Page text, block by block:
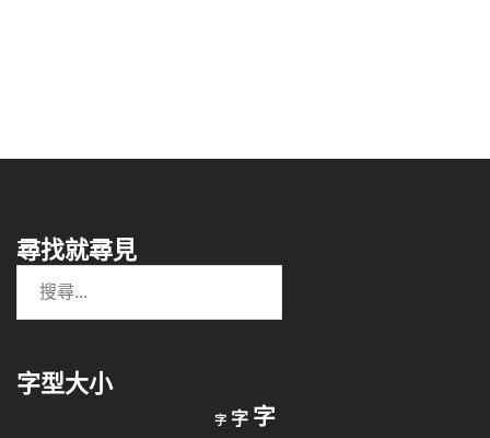
尋找就尋見
字:
字型大小
字 小
字重字放